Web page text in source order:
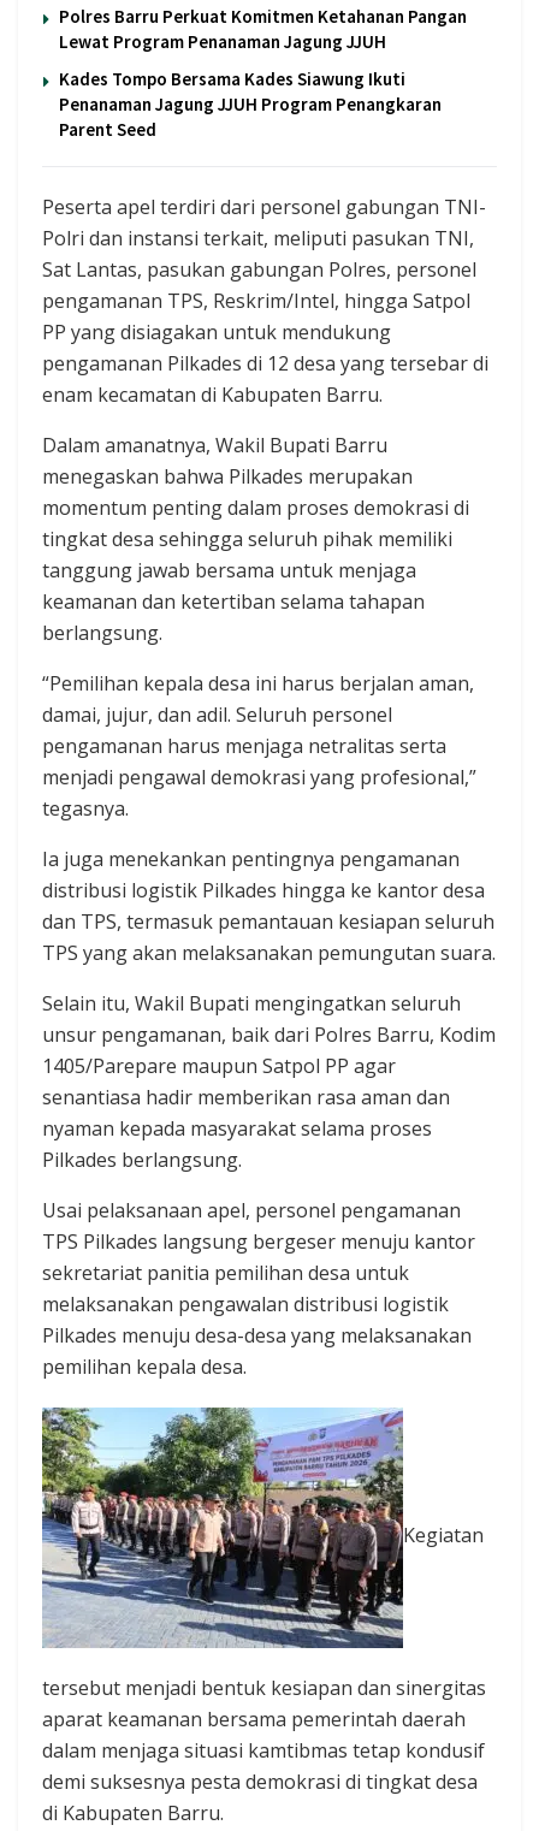
Polres Barru Perkuat Komitmen Ketahanan Pangan
Lewat Program Penanaman Jagung JJUH
Kades Tompo Bersama Kades Siawung Ikuti
Penanaman Jagung JJUH Program Penangkaran
Parent Seed
Peserta apel terdiri dari personel gabungan TNI-
Polri dan instansi terkait, meliputi pasukan TNI,
Sat Lantas, pasukan gabungan Polres, personel
pengamanan TPS, Reskrim/Intel, hingga Satpol
PP yang disiagakan untuk mendukung
pengamanan Pilkades di 12 desa yang tersebar di
enam kecamatan di Kabupaten Barru.
Dalam amanatnya, Wakil Bupati Barru
menegaskan bahwa Pilkades merupakan
momentum penting dalam proses demokrasi di
tingkat desa sehingga seluruh pihak memiliki
tanggung jawab bersama untuk menjaga
keamanan dan ketertiban selama tahapan
berlangsung.
“Pemilihan kepala desa ini harus berjalan aman,
damai, jujur, dan adil. Seluruh personel
pengamanan harus menjaga netralitas serta
menjadi pengawal demokrasi yang profesional,”
tegasnya.
Ia juga menekankan pentingnya pengamanan
distribusi logistik Pilkades hingga ke kantor desa
dan TPS, termasuk pemantauan kesiapan seluruh
TPS yang akan melaksanakan pemungutan suara.
Selain itu, Wakil Bupati mengingatkan seluruh
unsur pengamanan, baik dari Polres Barru, Kodim
1405/Parepare maupun Satpol PP agar
senantiasa hadir memberikan rasa aman dan
nyaman kepada masyarakat selama proses
Pilkades berlangsung.
Usai pelaksanaan apel, personel pengamanan
TPS Pilkades langsung bergeser menuju kantor
sekretariat panitia pemilihan desa untuk
melaksanakan pengawalan distribusi logistik
Pilkades menuju desa-desa yang melaksanakan
pemilihan kepala desa.
Kegiatan
tersebut menjadi bentuk kesiapan dan sinergitas
aparat keamanan bersama pemerintah daerah
dalam menjaga situasi kamtibmas tetap kondusif
demi suksesnya pesta demokrasi di tingkat desa
di Kabupaten Barru.